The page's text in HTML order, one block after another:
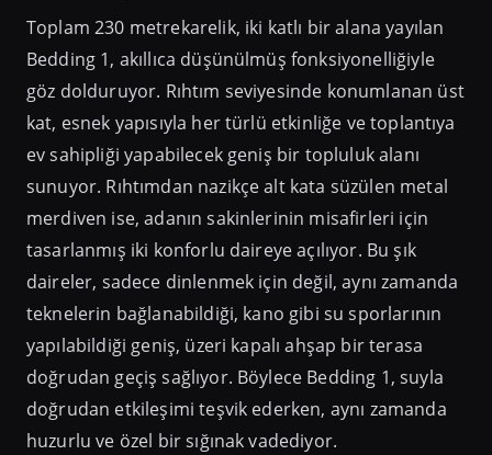
Toplam 230 metrekarelik, iki katlı bir alana yayılan
Bedding 1, akıllıca düşünülmüş fonksiyonelliğiyle
göz dolduruyor. Rıhtım seviyesinde konumlanan üst
kat, esnek yapısıyla her türlü etkinliğe ve toplantıya
ev sahipliği yapabilecek geniş bir topluluk alanı
sunuyor. Rıhtımdan nazikçe alt kata süzülen metal
merdiven ise, adanın sakinlerinin misafirleri için
tasarlanmış iki konforlu daireye açılıyor. Bu şık
daireler, sadece dinlenmek için değil, aynı zamanda
teknelerin bağlanabildiği, kano gibi su sporlarının
yapılabildiği geniş, üzeri kapalı ahşap bir terasa
doğrudan geçiş sağlıyor. Böylece Bedding 1, suyla
doğrudan etkileşimi teşvik ederken, aynı zamanda
huzurlu ve özel bir sığınak vadediyor.